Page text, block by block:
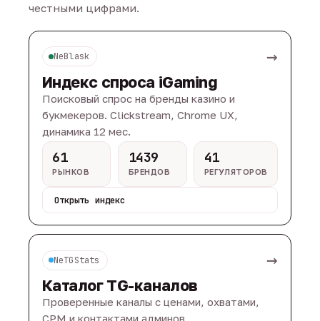
честными цифрами.
NeBlask →
Индекс спроса iGaming
Поисковый спрос на бренды казино и
букмекеров. Clickstream, Chrome UX,
динамика 12 мес.
61
РЫНКОВ
1439
БРЕНДОВ
41
РЕГУЛЯТОРОВ
Открыть индекс
NeTGStats →
Каталог TG-каналов
Проверенные каналы с ценами, охватами,
CPM и контактами админов.